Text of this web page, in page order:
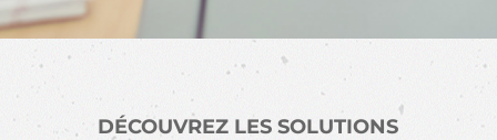
DÉCOUVREZ LES SOLUTIONS